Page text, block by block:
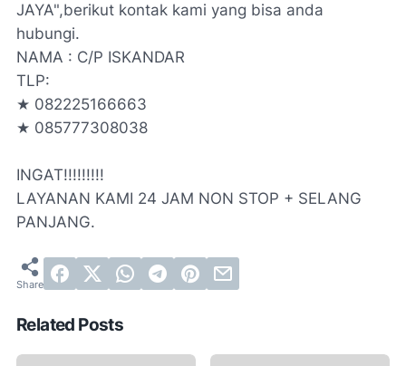
JAYA",berikut kontak kami yang bisa anda
hubungi.
NAMA : C/P ISKANDAR
TLP:
★ 082225166663
★ 085777308038
INGAT!!!!!!!!!
LAYANAN KAMI 24 JAM NON STOP + SELANG
PANJANG.
Related Posts